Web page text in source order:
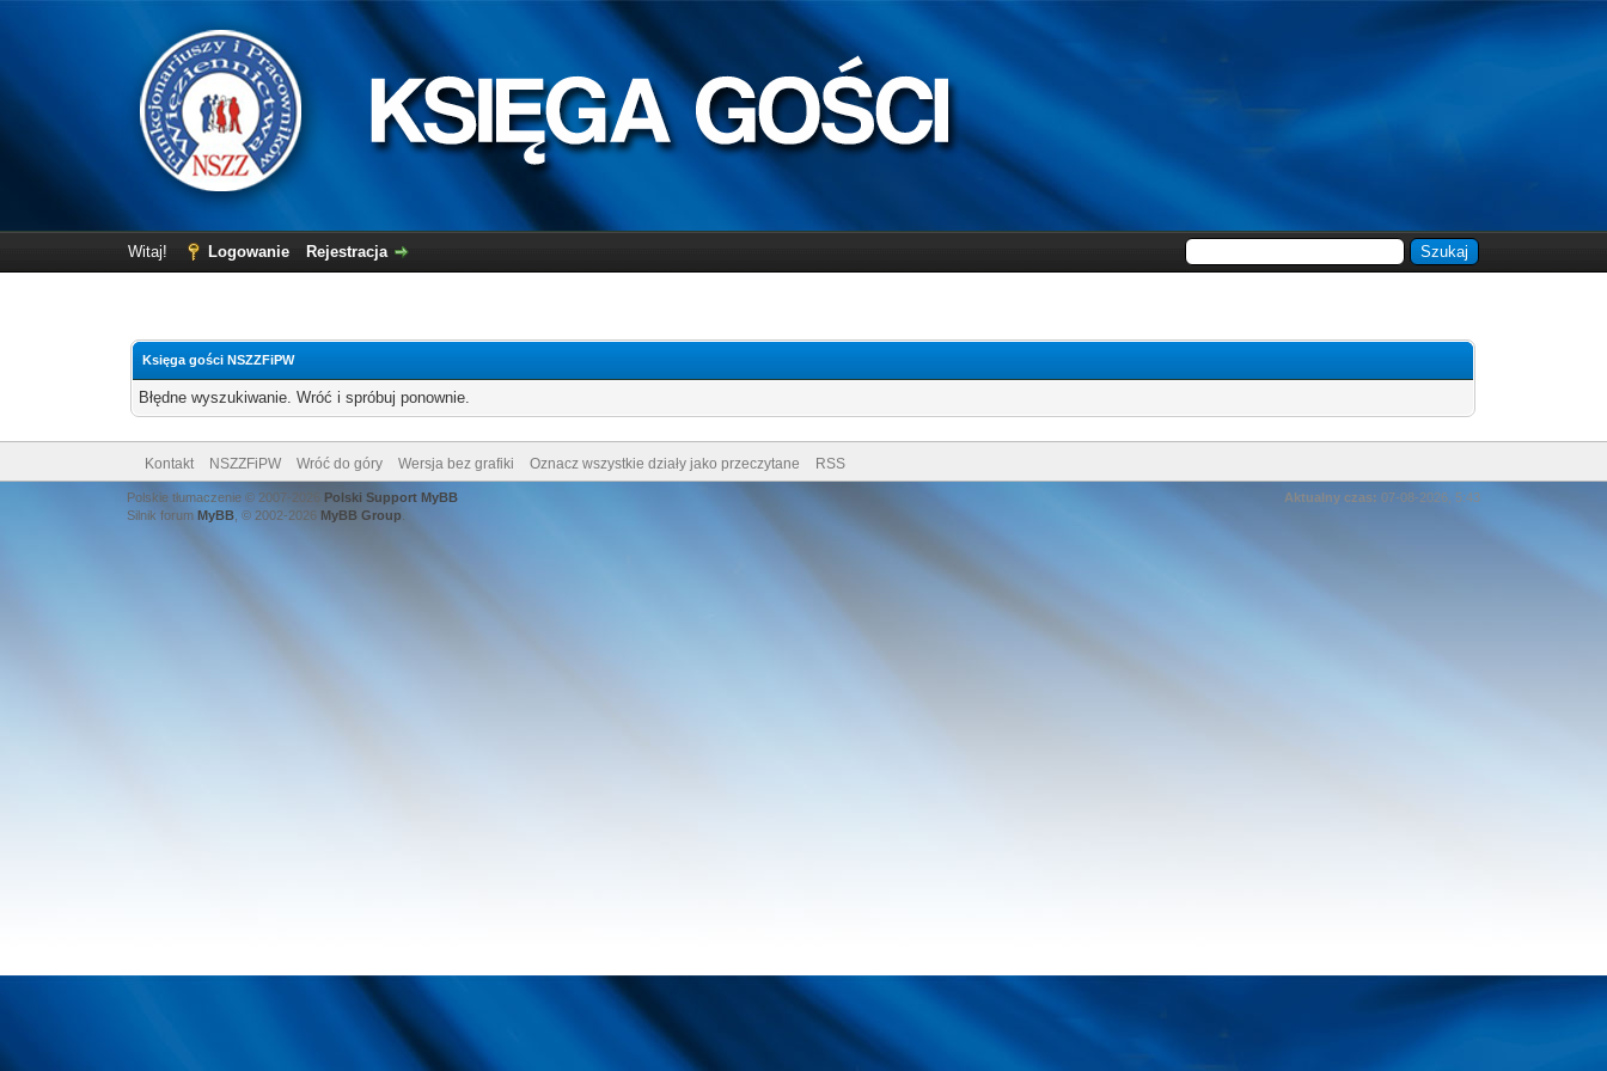
Witaj! Logowanie Rejestracja
Księga gości NSZZFiPW
Błędne wyszukiwanie. Wróć i spróbuj ponownie.
Kontakt NSZZFiPW Wróć do góry Wersja bez grafiki Oznacz wszystkie działy jako przeczytane RSS
Aktualny czas: 07-08-2026, 5:43
Polskie tłumaczenie © 2007-2026 Polski Support MyBB
Silnik forum MyBB, © 2002-2026 MyBB Group